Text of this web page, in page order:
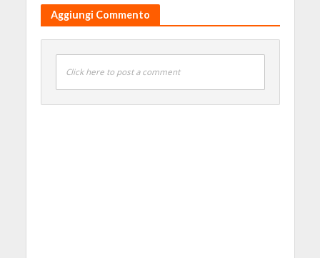
Aggiungi Commento
Click here to post a comment